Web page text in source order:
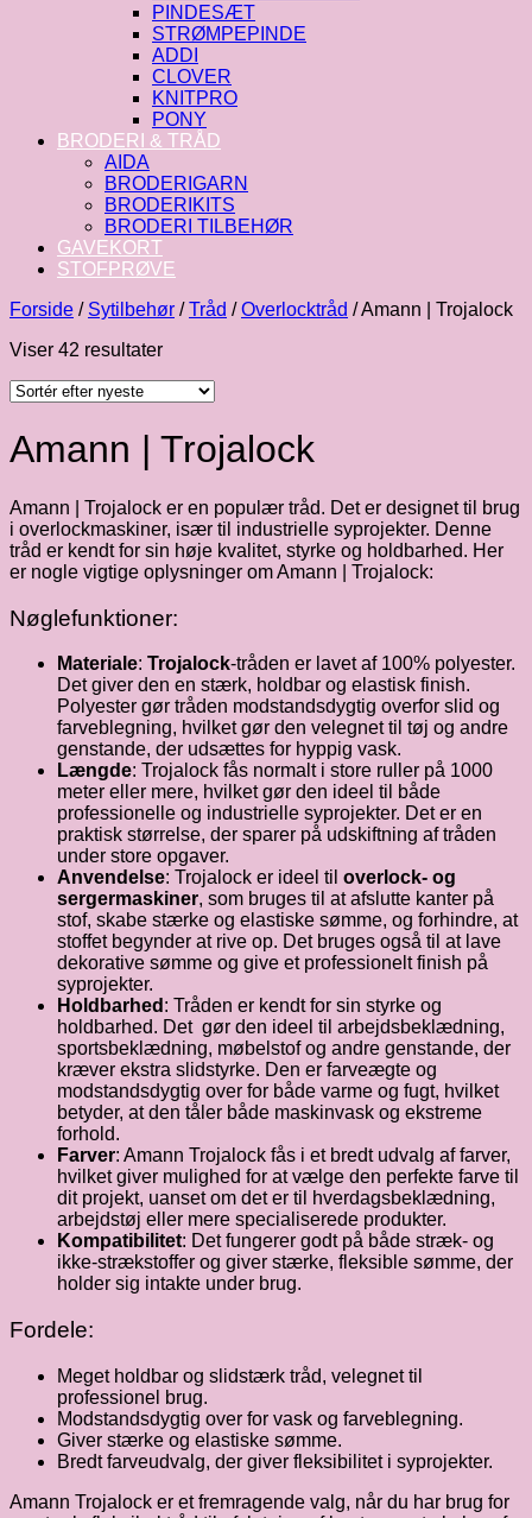
PINDESÆT
STRØMPEPINDE
ADDI
CLOVER
KNITPRO
PONY
BRODERI & TRÅD
AIDA
BRODERIGARN
BRODERIKITS
BRODERI TILBEHØR
GAVEKORT
STOFPRØVE
Forside / Sytilbehør / Tråd / Overlocktråd /Amann | Trojalock
Viser 42 resultaterSorteret
seneste
Amann | Trojalock
Amann | Trojalock er en populær tråd. Det er designet til brug
i overlockmaskiner, især til industrielle syprojekter. Denne
tråd er kendt for sin høje kvalitet, styrke og holdbarhed. Her
er nogle vigtige oplysninger om Amann | Trojalock:
Nøglefunktioner:
Materiale: Trojalock-tråden er lavet af 100% polyester.
Det giver den en stærk, holdbar og elastisk finish.
Polyester gør tråden modstandsdygtig overfor slid og
farveblegning, hvilket gør den velegnet til tøj og andre
genstande, der udsættes for hyppig vask.
Længde: Trojalock fås normalt i store ruller på 1000
meter eller mere, hvilket gør den ideel til både
professionelle og industrielle syprojekter. Det er en
praktisk størrelse, der sparer på udskiftning af tråden
under store opgaver.
Anvendelse: Trojalock er ideel til overlock- og
sergermaskiner, som bruges til at afslutte kanter på
stof, skabe stærke og elastiske sømme, og forhindre, at
stoffet begynder at rive op. Det bruges også til at lave
dekorative sømme og give et professionelt finish på
syprojekter.
Holdbarhed : Tråden er kendt for sin styrke og
holdbarhed. Det gør den ideel til arbejdsbeklædning,
sportsbeklædning, møbelstof og andre genstande, der
kræver ekstra slidstyrke. Den er farveægte og
modstandsdygtig over for både varme og fugt, hvilket
betyder, at den tåler både maskinvask og ekstreme
forhold.
Farver: Amann Trojalock fås i et bredt udvalg af farver,
hvilket giver mulighed for at vælge den perfekte farve til
dit projekt, uanset om det er til hverdagsbeklædning,
arbejdstøj eller mere specialiserede produkter.
Kompatibilitet: Det fungerer godt på både stræk- og
ikke-strækstoffer og giver stærke, fleksible sømme, der
holder sig intakte under brug.
Fordele:
Meget holdbar og slidstærk tråd, velegnet til
professionel brug.
Modstandsdygtig over for vask og farveblegning.
Giver stærke og elastiske sømme.
Bredt farveudvalg, der giver fleksibilitet i syprojekter.
Amann Trojalock er et fremragende valg, når du har brug for